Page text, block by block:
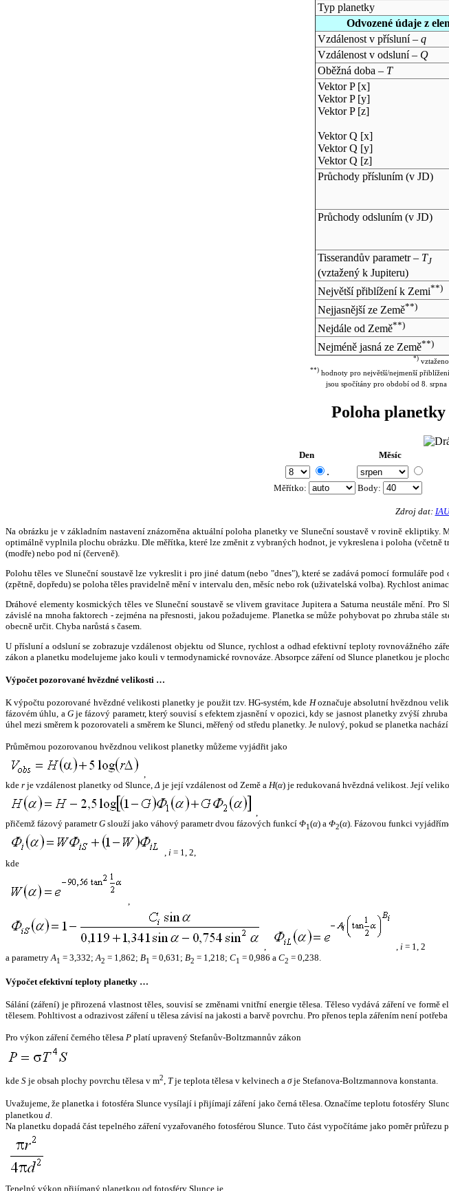
Typ planetky
Odvozené údaje z
Vzdálenost v přísluní – q
Vzdálenost v odsluní – Q
Oběžná doba – T
Vektor P [x]
Vektor P [y]
Vektor P [z]
Vektor Q [x]
Vektor Q [y]
Vektor Q [z]
Průchody přísluním (v JD)
Průchody odsluním (v JD)
Tisserandův parametr – TJ
(vztažený k Jupiteru)
Největší přiblížení k Zemi**)
Nejjasnější ze Země**)
Nejdále od Země**)
Nejméně jasná ze Země**)
*)
**) hodnoty pro největší/nejmenší
jsou spočítány pro období od 8.
Poloha planetky
Den Měsíc
.
Měřítko: Body:
Zdroj dat:
Na obrázku je v základním nastavení znázorněna aktuální poloha planetky ve Sluneční soustavě v rovině
optimálně vyplnila plochu obrázku. Dle měřítka, které lze změnit z vybraných hodnot, je vykreslena i poloha
(modře) nebo pod ní (červeně).
Polohu těles ve Sluneční soustavě lze vykreslit i pro jiné datum (nebo "dnes"), které se zadává pomocí formuláře
(zpětně, dopředu) se poloha těles pravidelně mění v intervalu den, měsíc nebo rok (uživatelská volba). Rychlost
Dráhové elementy kosmických těles ve Sluneční soustavě se vlivem gravitace Jupitera a Saturna neustále mění.
závislé na mnoha faktorech - zejména na přesnosti, jakou požadujeme. Planetka se může pohybovat po zhruba
obecně určit. Chyba narůstá s časem.
U přísluní a odsluní se zobrazuje vzdálenost objektu od Slunce, rychlost a odhad efektivní teploty rovnovážného
zákon a planetku modelujeme jako kouli v termodynamické rovnováze. Absorpce záření od Slunce planetkou je
Výpočet pozorované hvězdné velikosti …
K výpočtu pozorované hvězdné velikosti planetky je použit tzv. HG-systém, kde Hoznačuje absolutní hvězdnou
fázovém úhlu, a Gje fázový parametr, který souvisí s efektem zjasnění v opozici, kdy se jasnost planetky zvýší
úhel mezi směrem k pozorovateli a směrem ke Slunci, měřený od středu planetky. Je nulový, pokud se planetka
Průměrnou pozorovanou hvězdnou velikost planetky můžeme vyjádřit jako
,
kde r je vzdálenost planetky od Slunce,Δ je její vzdálenost od Země a H(α) je redukovaná hvězdná velikost. Její
,
přičemž fázový parametrG slouží jako váhový parametr dvou fázových funkcí Φ1(α) a Φ2(α). Fázovou funkci
, i = 1, 2,
kde
,
, , i = 1, 2
a parametryA1 = 3,332;A2 = 1,862; B1 = 0,631; B2 = 1,218; C1 = 0,986 a C2 = 0,238.
Výpočet efektivní teploty planetky …
Sálání (záření) je přirozená vlastnost těles, souvisí se změnami vnitřní energie tělesa. Těleso vydává záření ve
tělesem. Pohltivost a odrazivost záření u tělesa závisí na jakosti a barvě povrchu. Pro přenos tepla zářením není
Pro výkon záření černého tělesa P platí upravený Stefanův-Boltzmannův zákon
kde S je obsah plochy povrchu tělesa v m2, Tje teplota tělesa v kelvinech a σje Stefanova-Boltzmannova konstanta.
Uvažujeme, že planetka i fotosféra Slunce vysílají i přijímají záření jako černá tělesa. Označíme teplotu fotosféry
planetkou d.
Na planetku dopadá část tepelného záření vyzařovaného fotosférou Slunce. Tuto část vypočítáme jako poměr
Tepelný výkon přijímaný planetkou od fotosféry Slunce je